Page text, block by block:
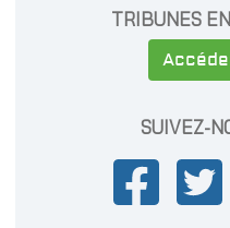
TRIBUNES
SUIVEZ-